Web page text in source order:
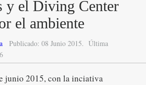
y el Diving Center
el ambiente
Publicado: 08 Junio 2015. Última
junio 2015, con la inciativa